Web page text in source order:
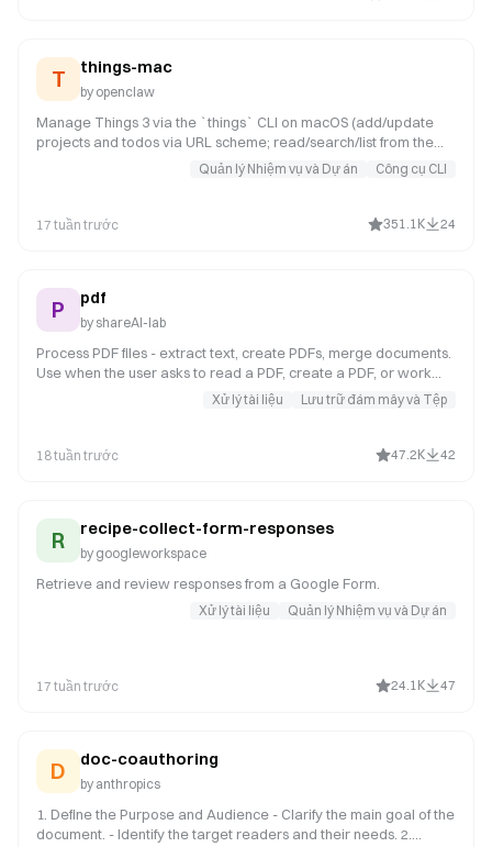
T things-mac
by openclaw
Manage Things 3 via the `things` CLI on macOS (add/update
projects and todos via URL scheme; read/search/list from the
local Things database). Use when a user asks OpenClaw to add
a task to Things, list inbox/today/upcoming, search tasks, or
Quản lý Nhiệm vụ và Dự án Công cụ CLI
17 tuần trước 351.1K 24
P pdf
by shareAI-lab
Process PDF files - extract text, create PDFs, merge documents.
Use when the user asks to read a PDF, create a PDF, or work
Xử lý tài liệu Lưu trữ đám mây và Tệp
18 tuần trước 47.2K 42
R recipe-collect-form-responses
by googleworkspace
Retrieve and review responses from a Google Form.
Xử lý tài liệu Quản lý Nhiệm vụ và Dự án
17 tuần trước 24.1K 47
D doc-coauthoring
by anthropics
1. Define the Purpose and Audience - Clarify the main goal of the
document. - Identify the target readers and their needs. 2.